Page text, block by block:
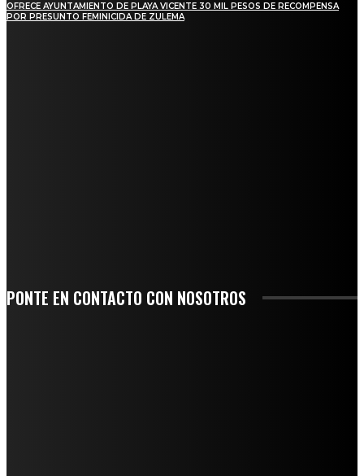
OFRECE AYUNTAMIENTO DE PLAYA VICENTE 30 MIL PESOS DE RECOMPENSA
POR PRESUNTO FEMINICIDA DE ZULEMA
PONTE EN CONTACTO CON NOSOTROS